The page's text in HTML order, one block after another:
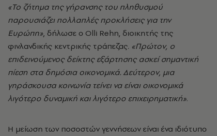
«Το ζήτημα της γήρανσης του πληθυσμού
παρουσιάζει πολλαπλές προκλήσεις για την
Ευρώπη», δήλωσε ο Olli Rehn, διοικητής της
φινλανδικής κεντρικής τράπεζας. «Πρώτον, ο
επιδεινούμενος δείκτης εξάρτησης ασκεί σημαντική
πίεση στα δημόσια οικονομικά. Δεύτερον, μια
γηράσκουσα κοινωνία τείνει να είναι οικονομικά
λιγότερο δυναμική και λιγότερο επιχειρηματική».
Η μείωση των ποσοστών γεννήσεων είναι ένα ιδιότυπο